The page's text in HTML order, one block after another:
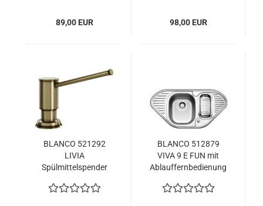
89,00 EUR 98,00 EUR
BLANCO 521292
LIVIA
Spülmittelspender
Messing galvanisch,
BLANCO 512879
VIVA 9 E FUN mit
Ablauffernbedienung
Zubehör Edelstahl